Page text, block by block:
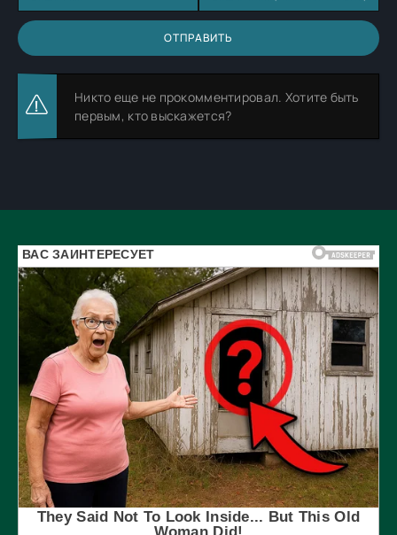
ОТПРАВИТЬ
Никто еще не прокомментировал. Хотите быть
первым, кто выскажется?